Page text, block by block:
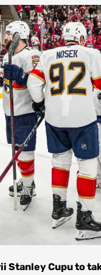
Stanley Cupu to